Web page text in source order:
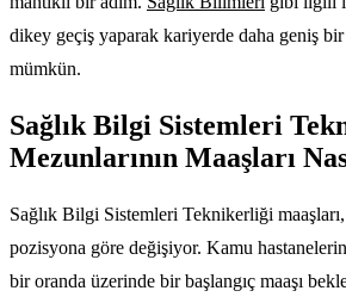
dikey geçiş yaparak kariyerde daha geniş bir
mümkün.
Sağlık Bilgi Sistemleri
Mezunlarının Maaşları
Sağlık Bilgi Sistemleri Teknikerliği maaşları,
pozisyona göre değişiyor. Kamu
bir oranda üzerinde bir başlangıç maaşı